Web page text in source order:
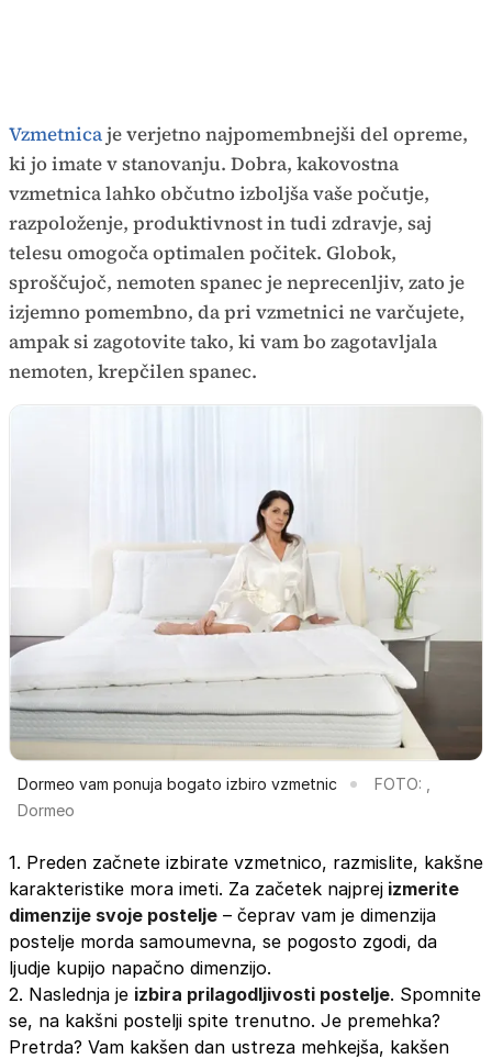
Vzmetnicaje verjetno najpomembnejši del opreme,
ki jo imate v stanovanju. Dobra, kakovostna
vzmetnica lahko občutno izboljša vaše počutje,
razpoloženje, produktivnost in tudi zdravje, saj
telesu omogoča optimalen počitek. Globok,
sproščujoč, nemoten spanec je neprecenljiv, zato je
izjemno pomembno, da pri vzmetnici ne varčujete,
ampak si zagotovite tako, ki vam bo zagotavljala
nemoten, krepčilen spanec.
Dormeo vam ponuja bogato izbiro vzmetnic
FOTO: ,
Dormeo
1. Preden začnete izbirate vzmetnico, razmislite, kakšne
karakteristike mora imeti. Za začetek najprej izmerite
dimenzije svoje postelje – čeprav vam je dimenzija
postelje morda samoumevna, se pogosto zgodi, da
ljudje kupijo napačno dimenzijo.
2. Naslednja je izbira prilagodljivosti postelje. Spomnite
se, na kakšni postelji spite trenutno. Je premehka?
Pretrda? Vam kakšen dan ustreza mehkejša, kakšen